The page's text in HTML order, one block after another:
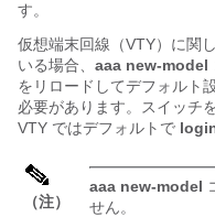
す。
仮想端末回線（VTY）に関
いる場合、 aaa new-model
をリロードしてデフォルト
必要があります。スイッチ
VTY ではデフォルトで
（注）
aaa new-model
せん。